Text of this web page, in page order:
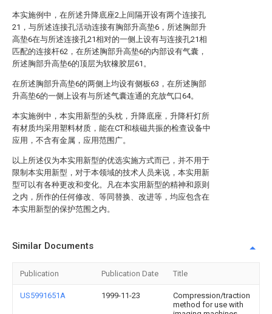
本实施例中，在所述升降底座2上间隔开设有两个连接孔
21，与所述连接孔活动连接有胸部升高垫6，所述胸部升
高垫6在与所述连接孔21相对的一侧上设有与连接孔21相
匹配的连接杆62，在所述胸部升高垫6的内部设有气囊，
所述胸部升高垫6的顶层为软橡胶层61。
在所述胸部升高垫6的两侧上均设有侧板63，在所述胸部
升高垫6的一侧上设有与所述气囊连通的充放气口64。
本实施例中，本实用新型的头枕，升降底座，升降杆灯所
有材质均采用塑料材质，能在CT和核磁共振的检查设备中
应用，不含有金属，应用范围广。
以上所述仅为本实用新型的优选实施方式而已，并不用于
限制本实用新型，对于本领域的技术人员来说，本实用新
型可以有各种更改和变化。凡在本实用新型的精神和原则
之内，所作的任何修改、等同替换、改进等，均应包含在
本实用新型的保护范围之内。
Similar Documents
Publication Publication Date Title
US5991651A 1999-11-23
Compression/traction
method for use with